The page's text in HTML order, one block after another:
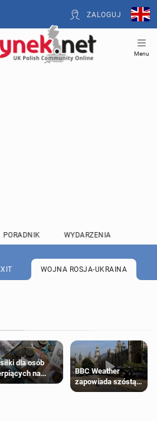
ZALOGUJ
Menu
PORADNIK WYDARZENIA
WOJNA ROSJA-UKRAINA
dla osób
na
BBC Weather
zapowiada szóstą
falę upałów w